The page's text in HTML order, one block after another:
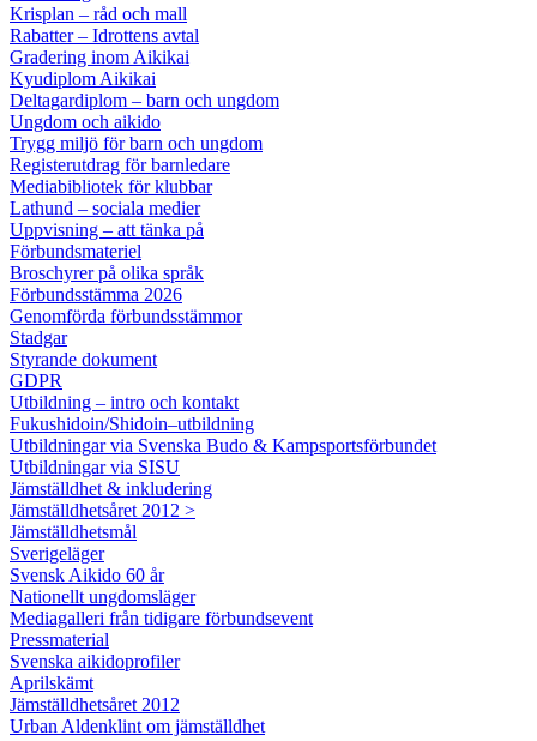
Krisplan – råd och mall
Rabatter – Idrottens avtal
Gradering inom Aikikai
Kyudiplom Aikikai
Deltagardiplom – barn och ungdom
Ungdom och aikido
Trygg miljö för barn och ungdom
Registerutdrag för barnledare
Mediabibliotek för klubbar
Lathund – sociala medier
Uppvisning – att tänka på
Förbundsmateriel
Broschyrer på olika språk
Förbundsstämma 2026
Genomförda förbundsstämmor
Stadgar
Styrande dokument
GDPR
Utbildning – intro och kontakt
Fukushidoin/Shidoin–utbildning
Utbildningar via Svenska Budo & Kampsportsförbundet
Utbildningar via SISU
Jämställdhet & inkludering
Jämställdhetsåret 2012 >
Jämställdhetsmål
Sverigeläger
Svensk Aikido 60 år
Nationellt ungdomsläger
Mediagalleri från tidigare förbundsevent
Pressmaterial
Svenska aikidoprofiler
Aprilskämt
Jämställdhetsåret 2012
Urban Aldenklint om jämställdhet